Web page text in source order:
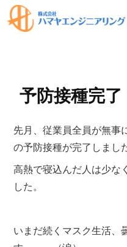
予防接種完了
先月、従業員全員が無事
の予防接種が完了しまし
高熱で寝込んだ人は少な
した。
いまだ続くマスク生活、